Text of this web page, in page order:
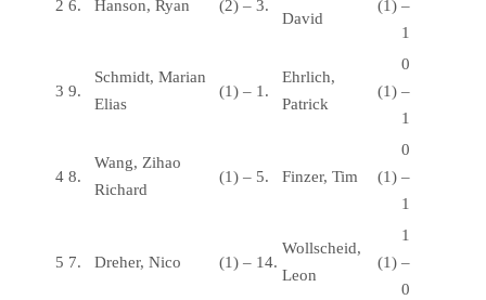
2 6. Hanson, Ryan (2) – 3.
David
(1) –
1
3 9.
Schmidt, Marian
Elias
(1) – 1.
Ehrlich,
Patrick
(1)
0
–
1
4 8.
Wang, Zihao
Richard
(1) – 5. Finzer, Tim (1)
0
–
1
5 7. Dreher, Nico (1) – 14.
Wollscheid,
Leon
(1)
1
–
0